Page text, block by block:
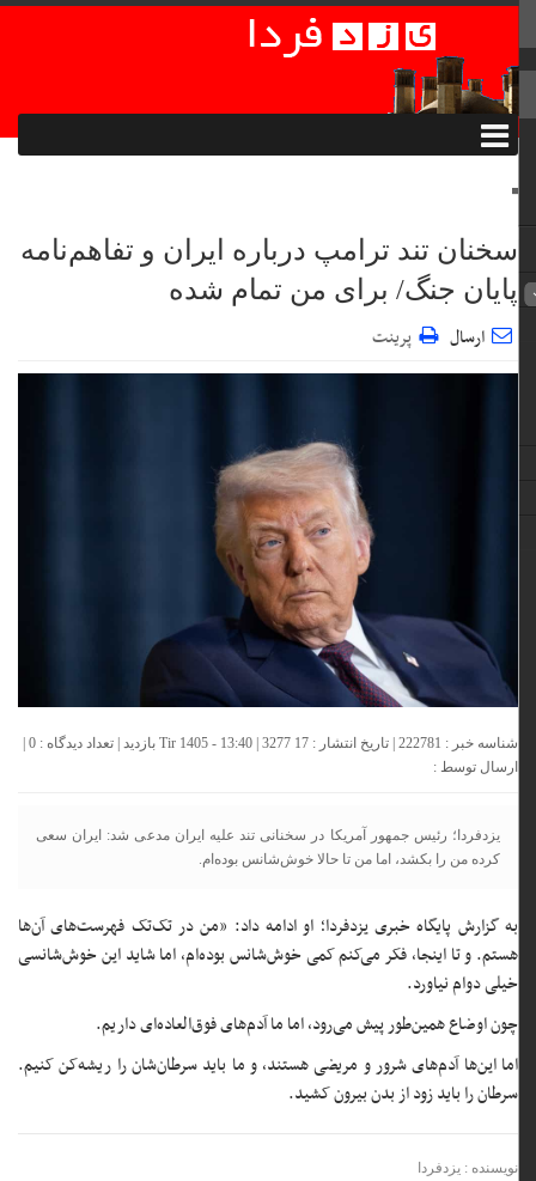
سخنان تند ترامپ درباره ایران و تفاهم‌نامه
پایان جنگ/ برای من تمام شده
ارسال پرینت
شناسه خبر : 222781 | تاریخ انتشار : 17 Tir 1405 - 13:40 | 3277 بازدید | تعداد دیدگاه : 0
|
ارسال توسط :
یزدفردا؛ رئیس جمهور آمریکا در سخنانی تند علیه ایران مدعی شد: ایران سعی
کرده من را بکشد، اما من تا حالا خوش‌شانس بوده‌ام.
به گزارش پایگاه خبری یزدفردا؛ او ادامه داد: «من در تک‌تک فهرست‌های آن‌ها
هستم. و تا اینجا، فکر می‌کنم کمی خوش‌شانس بوده‌ام، اما شاید این خوش‌شانسی
خیلی دوام نیاورد.
چون اوضاع همین‌طور پیش می‌رود، اما ما آدم‌های فوق‌العاده‌ای داریم.
اما این‌ها آدم‌های شرور و مریضی هستند، و ما باید سرطان‌شان را ریشه‌کن کنیم.
سرطان را باید زود از بدن بیرون کشید.
نویسنده : یزدفردا